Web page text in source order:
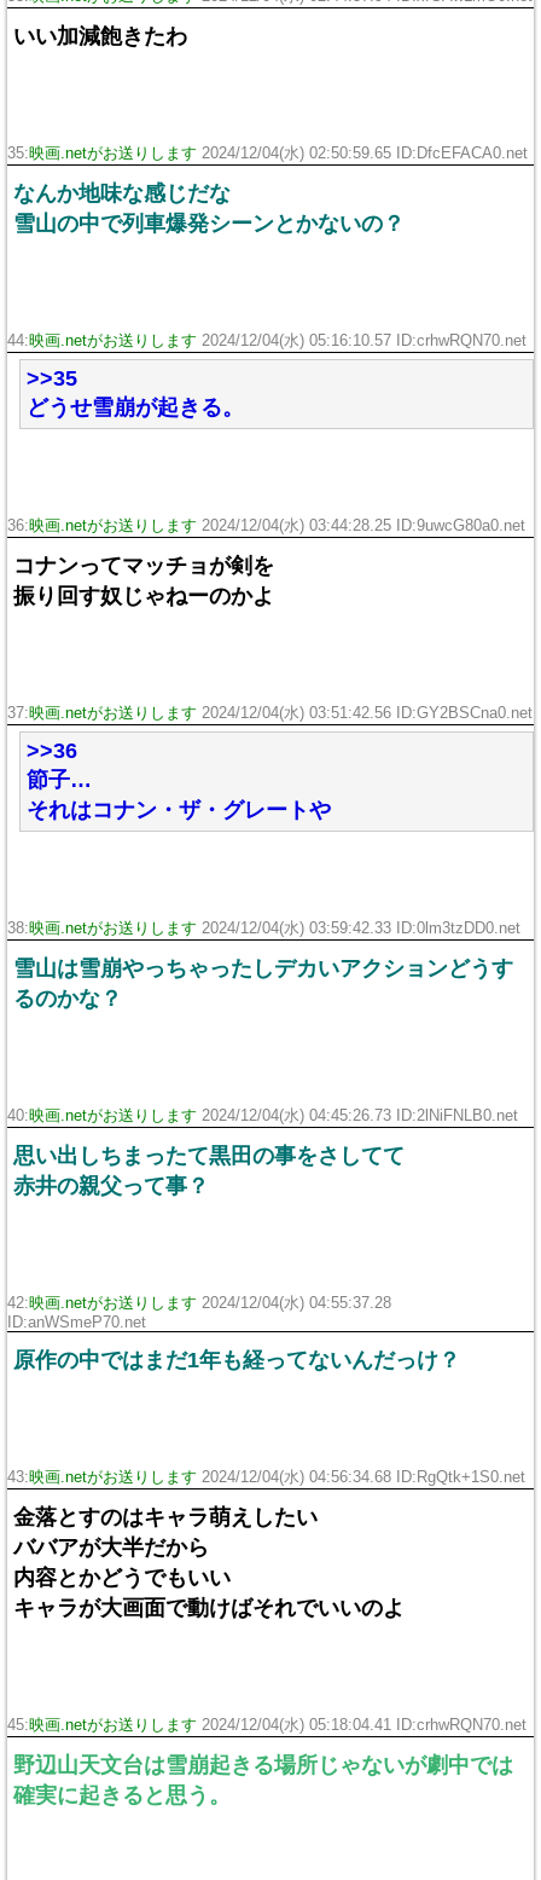
いい加減飽きたわ
35:映画.netがお送りします 2024/12/04(水) 02:50:59.65 ID:DfcEFACA0.net
なんか地味な感じだな
雪山の中で列車爆発シーンとかないの？
44:映画.netがお送りします 2024/12/04(水) 05:16:10.57 ID:crhwRQN70.net
>>35
どうせ雪崩が起きる。
36:映画.netがお送りします 2024/12/04(水) 03:44:28.25 ID:9uwcG80a0.net
コナンってマッチョが剣を
振り回す奴じゃねーのかよ
37:映画.netがお送りします 2024/12/04(水) 03:51:42.56 ID:GY2BSCna0.net
>>36
節子…
それはコナン・ザ・グレートや
38:映画.netがお送りします 2024/12/04(水) 03:59:42.33 ID:0lm3tzDD0.net
雪山は雪崩やっちゃったしデカいアクションどうす
るのかな？
40:映画.netがお送りします 2024/12/04(水) 04:45:26.73 ID:2lNiFNLB0.net
思い出しちまったて黒田の事をさしてて
赤井の親父って事？
42:映画.netがお送りします 2024/12/04(水) 04:55:37.28
ID:anWSmeP70.net
原作の中ではまだ1年も経ってないんだっけ？
43:映画.netがお送りします 2024/12/04(水) 04:56:34.68 ID:RgQtk+1S0.net
金落とすのはキャラ萌えしたい
ババアが大半だから
内容とかどうでもいい
キャラが大画面で動けばそれでいいのよ
45:映画.netがお送りします 2024/12/04(水) 05:18:04.41 ID:crhwRQN70.net
野辺山天文台は雪崩起きる場所じゃないが劇中では
確実に起きると思う。